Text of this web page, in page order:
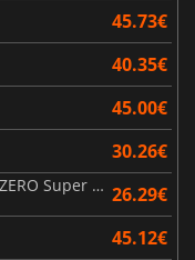
45.73€
40.35€
45.00€
30.26€
DRAGON BALL Sparking! ZERO Super Limit Breaking NEO 26.29€
45.12€